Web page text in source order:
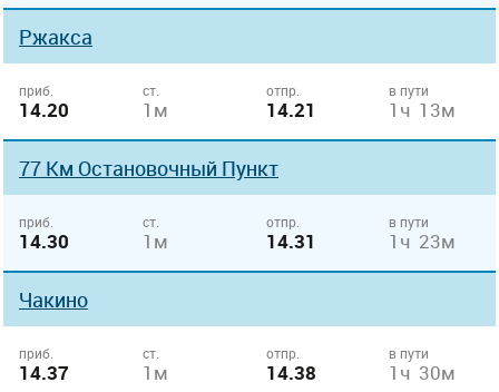
Ржакса
приб.
14.20
ст.
1м
отпр.
14.21
в пути
1ч 13м
77 Км Остановочный Пункт
приб.
14.30
ст.
1м
отпр.
14.31
в пути
1ч 23м
Чакино
приб.
14.37
ст.
1м
отпр.
14.38
в пути
1ч 30м